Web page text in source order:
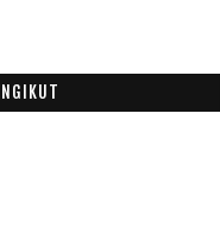
Yang Ingat
Q Active Untuk Kecergasan